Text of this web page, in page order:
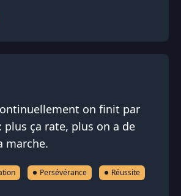
on finit par
plus ça rate, plus on a de
marche.
Persévérance
Réussite